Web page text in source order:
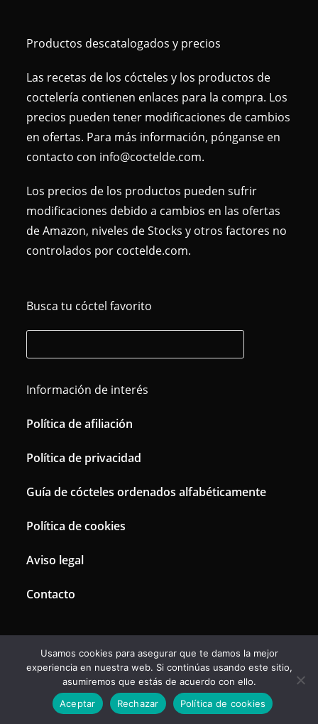
Productos descatalogados y precios
Las recetas de los cócteles y los productos de
coctelería contienen enlaces para la compra. Los
precios pueden tener modificaciones de cambios
en ofertas. Para más información, pónganse en
contacto con info@coctelde.com.
Los precios de los productos pueden sufrir
modificaciones debido a cambios en las ofertas
de Amazon, niveles de Stocks y otros factores no
controlados por coctelde.com.
Busca tu cóctel favorito
Información de interés
Política de afiliación
Política de privacidad
Guía de cócteles ordenados alfabéticamente
Política de cookies
Aviso legal
Contacto
Esta página no vende productos directamente. Todos sus enlaces están
dirigidos a Amazon, la empresa vendedora. Los precios de los productos
son variables, marcados por Amazon y no tienen coste añadido.
Copyright 2019-2024 Coctel de. Amazon y el logo de Amazon son
marcas de Amazon.com, Inc. o sus afiliados
Usamos cookies para asegurar que te damos la mejor
experiencia en nuestra web. Si continúas usando este sitio,
asumiremos que estás de acuerdo con ello.
Aceptar
Rechazar Política de cookies